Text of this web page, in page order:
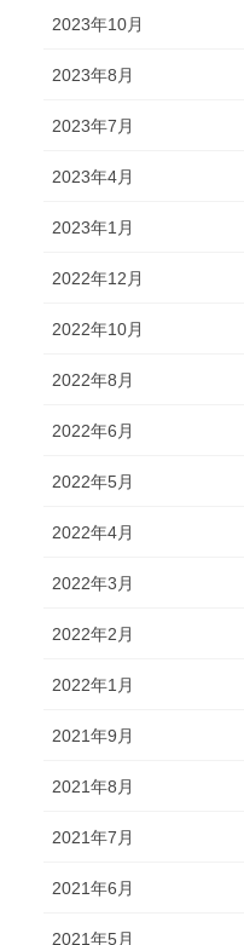
2023年10月
2023年8月
2023年7月
2023年4月
2023年1月
2022年12月
2022年10月
2022年8月
2022年6月
2022年5月
2022年4月
2022年3月
2022年2月
2022年1月
2021年9月
2021年8月
2021年7月
2021年6月
2021年5月